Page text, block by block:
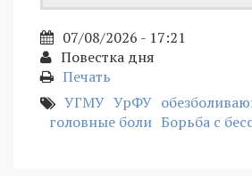
07/08/2026 - 17:21
Повестка дня
Печать
УГМУ УрФУ
головные боли Борьба с